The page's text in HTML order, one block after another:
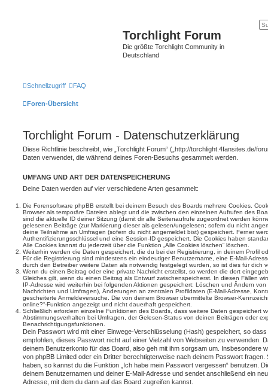
Torchlight Forum
Die größte Torchlight Community in
Deutschland
Schnellzugriff FAQ
Foren-Übersicht
Torchlight Forum - Datenschutzerklärung
Diese Richtlinie beschreibt, wie „Torchlight Forum“ („http://torchlight.4fansites.de/
Daten verwendet, die während deines Foren-Besuchs gesammelt werden.
UMFANG UND ART DER DATENSPEICHERUNG
Deine Daten werden auf vier verschiedene Arten gesammelt:
Die Forensoftware phpBB erstellt bei deinem Besuch des Boards mehrere Cookies.
Browser als temporäre Dateien ablegt und die zwischen den einzelnen Aufrufen des
sind die aktuelle ID deiner Sitzung (damit dir alle Seitenaufrufe zugeordnet werden
gelesenen Beiträge (zur Markierung dieser als gelesen/ungelesen; sofern du nicht
deine Teilnahme an Umfragen (sofern du nicht angemeldet bist) gespeichert. Ferner
Authentifizierungsschlüssel und eine Session-ID gespeichert. Die Cookies haben
Alle Cookies kannst du jederzeit über die Funktion „Alle Cookies löschen“ löschen.
Weiterhin werden die Daten gespeichert, die du bei der Registrierung, in deinem Profil
Für die Registrierung sind mindestens ein eindeutiger Benutzername, eine E-Mail-
durch den Betreiber weitere Daten als notwendig festgelegt wurden, so ist dies für dich
Wenn du einen Beitrag oder eine private Nachricht erstellst, so werden die dort
Gleiches gilt, wenn du einen Beitrag als Entwurf zwischenspeicherst. In diesen Fällen
IP-Adresse wird weiterhin bei folgenden Aktionen gespeichert: Löschen und Ändern
Nachrichten und Umfragen), Änderungen an zentralen Profildaten (E-Mail-Adresse,
gescheiterte Anmeldeversuche. Die von deinem Browser übermittelte Browser-
online?“-Funktion angezeigt und nicht dauerhaft gespeichert.
Schließlich erfordern einzelne Funktionen des Boards, dass weitere Daten gespeichert
Abstimmungsverhalten bei Umfragen, der Gelesen-Status von deinen Beiträgen oder
Benachrichtigungsfunktionen.
Dein Passwort wird mit einer Einwege-Verschlüsselung (Hash) gespeichert, so
empfohlen, dieses Passwort nicht auf einer Vielzahl von Webseiten zu verwenden.
deinem Benutzerkonto für das Board, also geh mit ihm sorgsam um. Insbesondere
von phpBB Limited oder ein Dritter berechtigterweise nach deinem Passwort
haben, so kannst du die Funktion „Ich habe mein Passwort vergessen“ benutzen.
deinem Benutzernamen und deiner E-Mail-Adresse und sendet anschließend ein
Adresse, mit dem du dann auf das Board zugreifen kannst.